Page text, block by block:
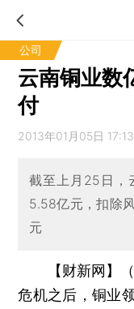
公司
云南铜业数
付
2013年01月05日 17:13
截至上月25日，
5.58亿元，扣除
元
【财新网】
危机之后，铜业